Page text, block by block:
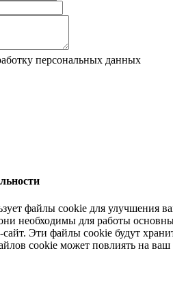
персональных данных
файлы cookie для улучшения
они необходимы для работы
сайт. Эти файлы cookie будут
cookie может повлиять на ваш